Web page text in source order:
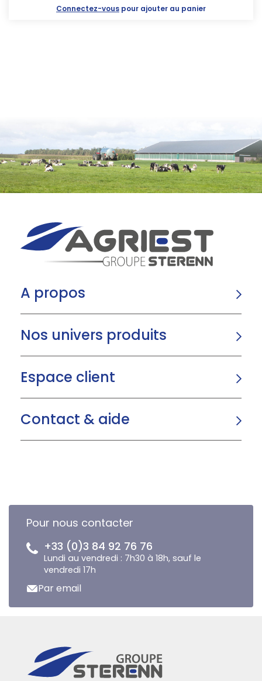
Connectez-vous pour ajouter au panier
A propos
Nos univers produits
Espace client
Contact & aide
Pour nous contacter
+33 (0)3 84 92 76 76
Lundi au vendredi : 7h30 à 18h, sauf le
vendredi 17h
Par email